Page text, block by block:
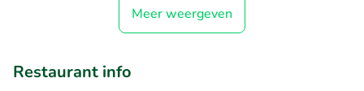
Meer weergeven
Restaurant info